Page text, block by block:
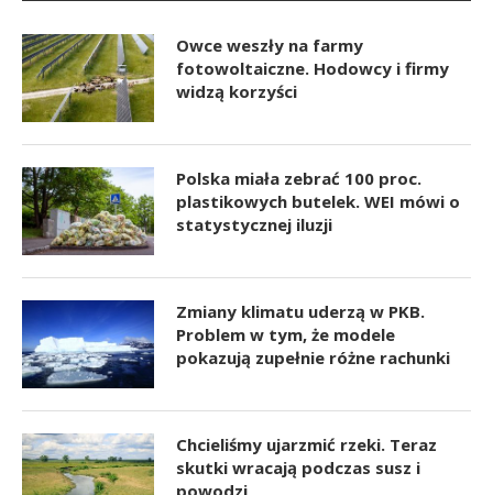
Owce weszły na farmy
fotowoltaiczne. Hodowcy i firmy
widzą korzyści
Polska miała zebrać 100 proc.
plastikowych butelek. WEI mówi o
statystycznej iluzji
Zmiany klimatu uderzą w PKB.
Problem w tym, że modele
pokazują zupełnie różne rachunki
Chcieliśmy ujarzmić rzeki. Teraz
skutki wracają podczas susz i
powodzi